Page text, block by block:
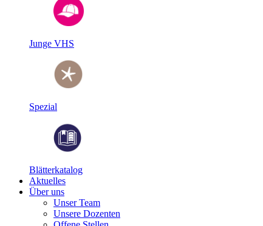
Junge VHS
Spezial
Blätterkatalog
Aktuelles
Über uns
Unser Team
Unsere Dozenten